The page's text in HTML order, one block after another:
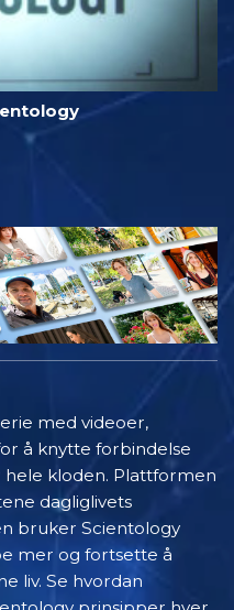
med videoer,
å knytte forbindelse
kloden. Plattformen
dagliglivets
bruker Scientology
mer og fortsette å
liv. Se hvordan